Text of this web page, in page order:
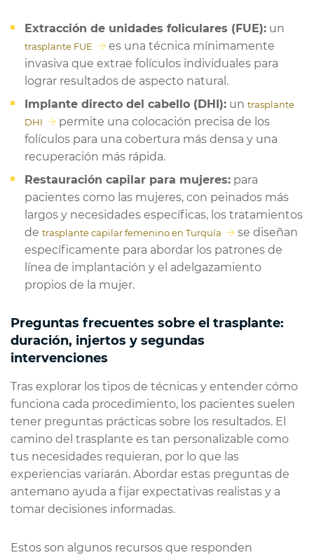
Extracción de unidades foliculares (FUE): un
trasplante FUE
es una técnica mínimamente
invasiva que extrae folículos individuales para
lograr resultados de aspecto natural.
Implante directo del cabello (DHI): un trasplante
DHI
permite una colocación precisa de los
folículos para una cobertura más densa y una
recuperación más rápida.
Restauración capilar para mujeres: para
pacientes como las mujeres, con peinados más
largos y necesidades específicas, los tratamientos
de trasplante capilar femenino en Turquía
se diseñan
específicamente para abordar los patrones de
línea de implantación y el adelgazamiento
propios de la mujer.
Preguntas frecuentes sobre el trasplante:
duración, injertos y segundas
intervenciones
Tras explorar los tipos de técnicas y entender cómo
funciona cada procedimiento, los pacientes suelen
tener preguntas prácticas sobre los resultados. El
camino del trasplante es tan personalizable como
tus necesidades requieran, por lo que las
experiencias variarán. Abordar estas preguntas de
antemano ayuda a fijar expectativas realistas y a
tomar decisiones informadas.
Estos son algunos recursos que responden